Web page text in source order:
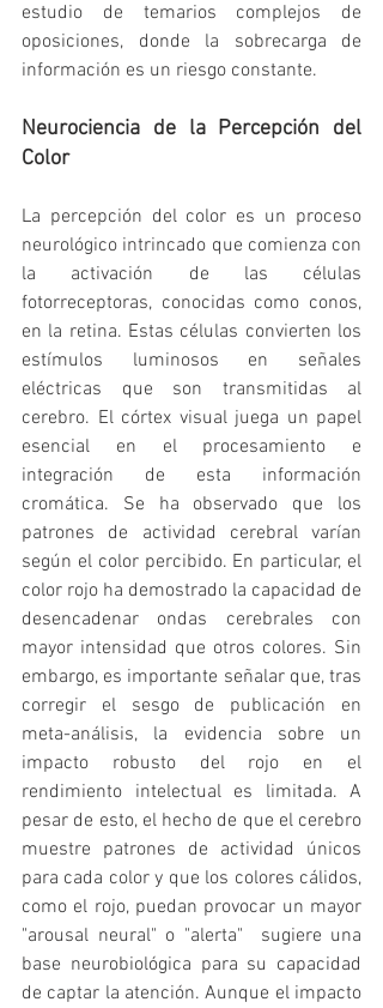
estudio de temarios complejos de
oposiciones, donde la sobrecarga de
información es un riesgo constante.
Neurociencia de la Percepción del
Color
La percepción del color es un proceso
neurológico intrincado que comienza con
la activación de las células
fotorreceptoras, conocidas como conos,
en la retina. Estas células convierten los
estímulos luminosos en señales
eléctricas que son transmitidas al
cerebro. El córtex visual juega un papel
esencial en el procesamiento e
integración de esta información
cromática. Se ha observado que los
patrones de actividad cerebral varían
según el color percibido. En particular, el
color rojo ha demostrado la capacidad de
desencadenar ondas cerebrales con
mayor intensidad que otros colores. Sin
embargo, es importante señalar que, tras
corregir el sesgo de publicación en
meta-análisis, la evidencia sobre un
impacto robusto del rojo en el
rendimiento intelectual es limitada. A
pesar de esto, el hecho de que el cerebro
muestre patrones de actividad únicos
para cada color y que los colores cálidos,
como el rojo, puedan provocar un mayor
"arousal neural" o "alerta"  sugiere una
base neurobiológica para su capacidad
de captar la atención. Aunque el impacto